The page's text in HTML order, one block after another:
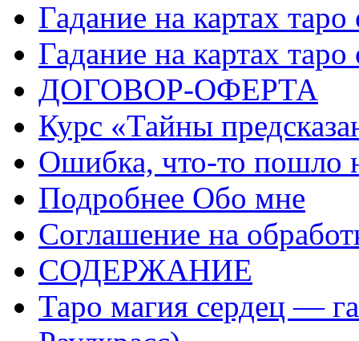
Гадание на картах
Гадание на картах
ДОГОВОР-ОФЕРТА
Курс «Тайны
Ошибка, что-то пошло
Подробнее Обо мне
Соглашение на
СОДЕРЖАНИЕ
Таро магия сердец —